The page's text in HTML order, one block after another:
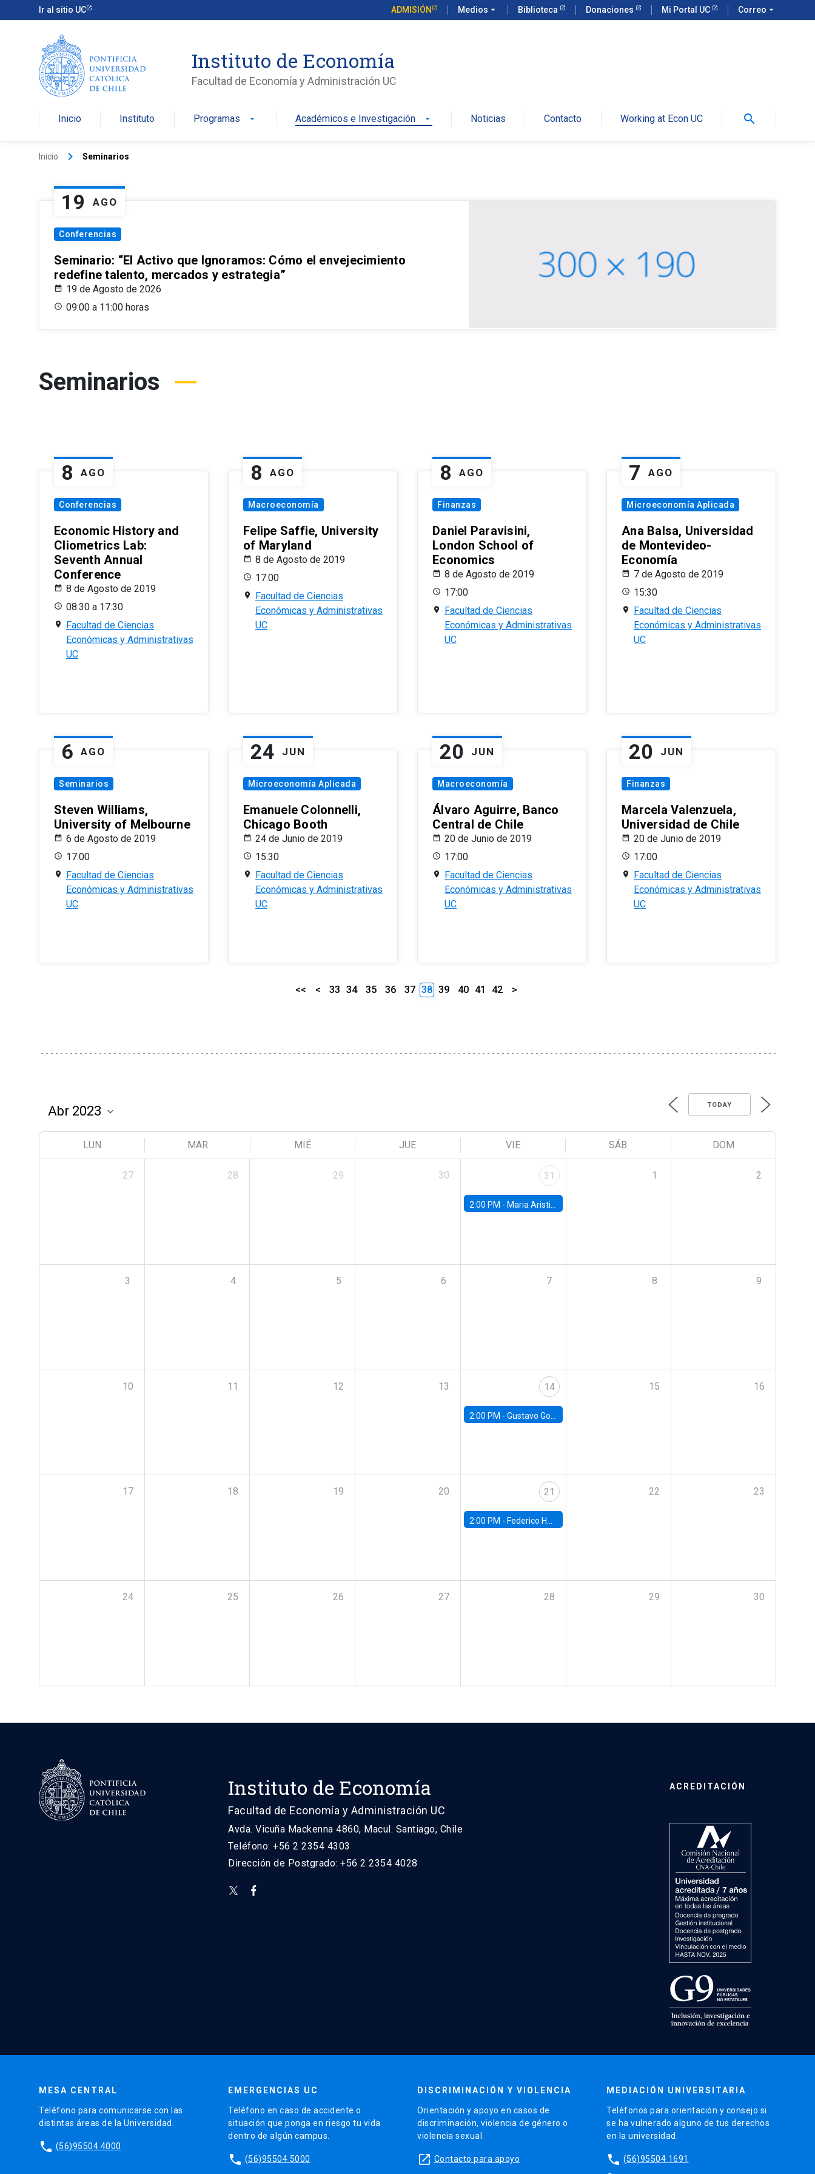
Ir al sitio UC ADMISIÓN Medios arrow_drop_down Biblioteca Donaciones Mi Portal UC Correo arrow_drop_down
Instituto de Economía
Facultad de Economía y Administración UC
Inicio Instituto Programas arrow_drop_down Académicos e Investigación arrow_drop_down Noticias Contacto Working at Econ UC search
Inicio keyboard_arrow_right Seminarios
19 AGO
Conferencias
Seminario: “El Activo que Ignoramos: Cómo el envejecimiento
redefine talento, mercados y estrategia”
19 de Agosto de 2026
09:00 a 11:00 horas
Seminarios
8 AGO
Conferencias
Economic History and
Cliometrics Lab:
Seventh Annual
Conference
8 de Agosto de 2019
08:30 a 17:30
Facultad de Ciencias
Económicas y Administrativas
UC
8 AGO
Macroeconomía
Felipe Saffie, University
of Maryland
8 de Agosto de 2019
17:00
Facultad de Ciencias
Económicas y Administrativas
UC
8 AGO
Finanzas
Daniel Paravisini,
London School of
Economics
8 de Agosto de 2019
17:00
Facultad de Ciencias
Económicas y Administrativas
UC
7 AGO
Microeconomía Aplicada
Ana Balsa, Universidad
de Montevideo-
Economía
7 de Agosto de 2019
15:30
Facultad de Ciencias
Económicas y Administrativas
UC
6 AGO
Seminarios
Steven Williams,
University of Melbourne
6 de Agosto de 2019
17:00
Facultad de Ciencias
Económicas y Administrativas
UC
24 JUN
Microeconomía Aplicada
Emanuele Colonnelli,
Chicago Booth
24 de Junio de 2019
15:30
Facultad de Ciencias
Económicas y Administrativas
UC
20 JUN
Macroeconomía
Álvaro Aguirre, Banco
Central de Chile
20 de Junio de 2019
17:00
Facultad de Ciencias
Económicas y Administrativas
UC
20 JUN
Finanzas
Marcela Valenzuela,
Universidad de Chile
20 de Junio de 2019
17:00
Facultad de Ciencias
Económicas y Administrativas
UC
<< < 33 34 35 36 37 38 39 40 41 42 >
TODAY
LUN MAR MIÉ JUE VIE SÁB DOM
27 28 29 30 31
2:00 PM - Maria Aristizabal-Ramirez, FED Board
1 2
3 4 5 6 7 8 9
10 11 12 13 14
2:00 PM - Gustavo González - Banco Central de Chile
15 16
17 18 19 20 21
2:00 PM - Federico Huneeus - Banco Central de Chile
22 23
24 25 26 27 28 29 30
Instituto de Economía
Facultad de Economía y Administración UC
Avda. Vicuña Mackenna 4860, Macul. Santiago, Chile
Teléfono: +56 2 2354 4303
Dirección de Postgrado: +56 2 2354 4028
ACREDITACIÓN
MESA CENTRAL
Teléfono para comunicarse con las
distintas áreas de la Universidad.
phone (56)95504 4000
EMERGENCIAS UC
Teléfono en caso de accidente o
situación que ponga en riesgo tu vida
dentro de algún campus.
phone (56)95504 5000
DISCRIMINACIÓN Y VIOLENCIA
Orientación y apoyo en casos de
discriminación, violencia de género o
violencia sexual.
launch Contacto para apoyo
MEDIACIÓN UNIVERSITARIA
Teléfonos para orientación y consejo si
se ha vulnerado alguno de tus derechos
en la universidad.
phone (56)95504 1691